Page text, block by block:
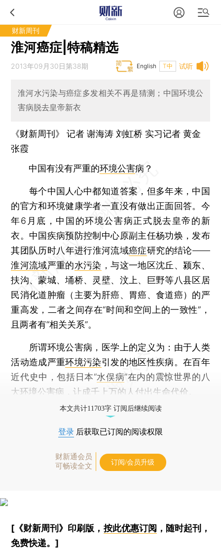
财新周刊
淮河癌症|特稿精选
试听
2013年09月30日第38期 T中
English
淮河水污染与癌症多发相关不再是猜测；中国环境公
害病脱去皇帝新衣
《财新周刊》 记者谢海涛 刘虹桥 实习记者 黄金
张霞
中国有没有严重的环境公害病？
每个中国人心中都知道答案，但多年来，中国
的官方和环境健康学者一直没有做出正面回答。今
年6月底，中国的环境公害病正式脱去皇帝的新
衣。中国疾病预防控制中心原副主任杨功焕，发布
其团队历时八年进行淮河流域癌症研究的结论——
淮河流域严重的水污染 ，与这一地区沈丘、颍东、
扶沟、蒙城、埇桥、灵壁、汶上、巨野等八县区居
民消化道肿瘤（主要为肝癌、胃癌、食道癌）的严
重高发，二者之间存在“时间和空间上的一致性”，
且两者有“相关关系”。
所谓环境公害病，医学上的定义为：由于人类
活动造成严重环境污染引发的地区性疾病。在百年
近代史中，包括日本“水俣病”在内的震惊世界的八
大环境公害病，让成千上万的人付出生命代价。
本文共计11703字 订阅后继续阅读
登录 后获取已订阅的阅读权限
财新通会员
可畅读全文
订阅/会员升级
[《财新周刊》印刷版， 按此优惠订阅 ，随时起刊，
免费快递。]